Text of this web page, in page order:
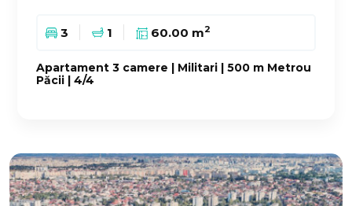
3 1 60.00 m2
Apartament 3 camere | Militari | 500 m Metrou
Păcii | 4/4